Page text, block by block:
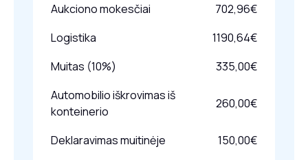
Aukciono mokesčiai
702,96€
Logistika
1190,64€
Muitas (10%)
335,00€
Automobilio iškrovimas iš
konteinerio
260,00€
Deklaravimas muitinėje
150,00€